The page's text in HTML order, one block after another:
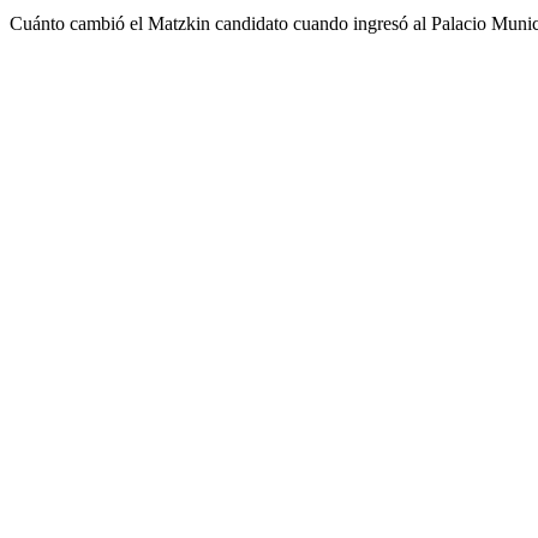
Cuánto cambió el Matzkin candidato cuando ingresó al Palacio